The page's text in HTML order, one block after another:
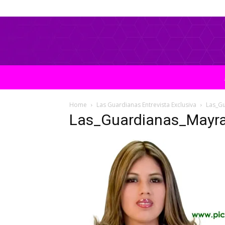
Home Las Guardianas Entrevista Exclusiva